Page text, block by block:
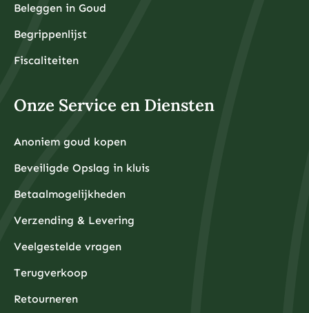
Beleggen in Goud
Begrippenlijst
Fiscaliteiten
Onze Service en Diensten
Anoniem goud kopen
Beveiligde Opslag in kluis
Betaalmogelijkheden
Verzending & Levering
Veelgestelde vragen
Terugverkoop
Retourneren